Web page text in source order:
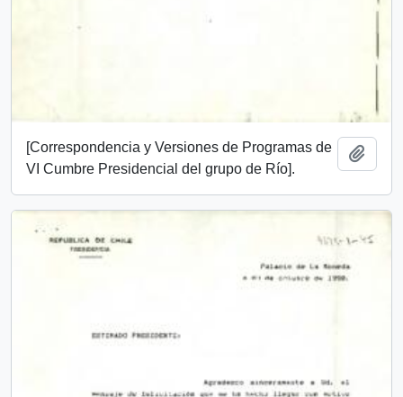
[Correspondencia y Versiones de Programas de
VI Cumbre Presidencial del grupo de Río].